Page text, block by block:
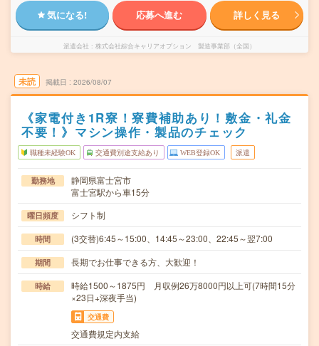
気になる! 応募へ進む 詳しく見る
派遣会社 株式会社綜合キャリアオプション 製造事業部（全国）
未読 掲載日 2026/08/07
《家電付き1R寮！寮費補助あり！敷金・礼金
不要！》マシン操作・製品のチェック
職種未経験OK 交通費別途支給あり WEB登録OK 派遣
勤務地
静岡県富士宮市
富士宮駅から車15分
曜日頻度 シフト制
時間 (3交替)6:45～15:00、14:45～23:00、22:45～翌7:00
期間 長期でお仕事できる方、大歓迎！
時給
時給1500～1875円 月収例26万8000円以上可(7時間15分
×23日+深夜手当)
交通費
交通費規定内支給